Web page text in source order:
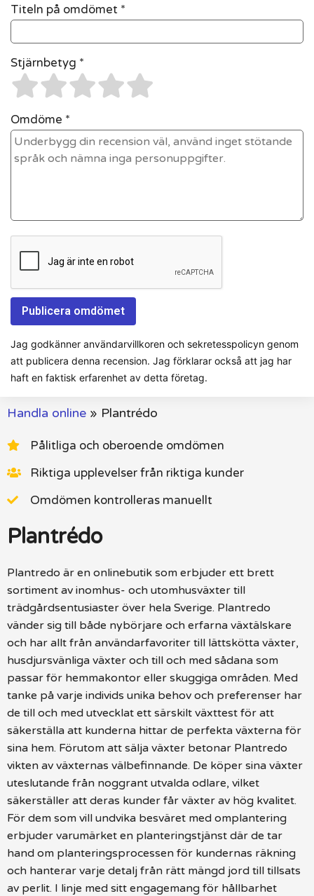
Titeln på omdömet *
Stjärnbetyg *
Omdöme *
Jag godkänner användarvillkoren och sekretesspolicyn genom
att publicera denna recension. Jag förklarar också att jag har
haft en faktisk erfarenhet av detta företag.
Handla online » Plantrédo
Pålitliga och oberoende omdömen
Riktiga upplevelser från riktiga kunder
Omdömen kontrolleras manuellt
Plantrédo
Plantredo är en onlinebutik som erbjuder ett brett
sortiment av inomhus- och utomhusväxter till
trädgårdsentusiaster över hela Sverige. Plantredo
vänder sig till både nybörjare och erfarna växtälskare
och har allt från användarfavoriter till lättskötta växter,
husdjursvänliga växter och till och med sådana som
passar för hemmakontor eller skuggiga områden. Med
tanke på varje individs unika behov och preferenser har
de till och med utvecklat ett särskilt växttest för att
säkerställa att kunderna hittar de perfekta växterna för
sina hem. Förutom att sälja växter betonar Plantredo
vikten av växternas välbefinnande. De köper sina växter
uteslutande från noggrant utvalda odlare, vilket
säkerställer att deras kunder får växter av hög kvalitet.
För dem som vill undvika besväret med omplantering
erbjuder varumärket en planteringstjänst där de tar
hand om planteringsprocessen för kundernas räkning
och hanterar varje detalj från rätt mängd jord till tillsats
av perlit. I linje med sitt engagemang för hållbarhet